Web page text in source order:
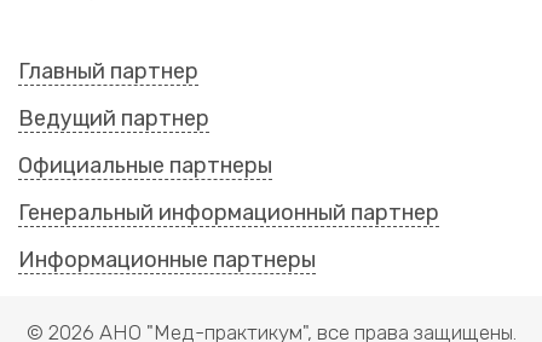
Главный партнер
Ведущий партнер
Официальные партнеры
Генеральный информационный партнер
Информационные партнеры
© 2026 АНО "Мед-практикум", все права защищены.